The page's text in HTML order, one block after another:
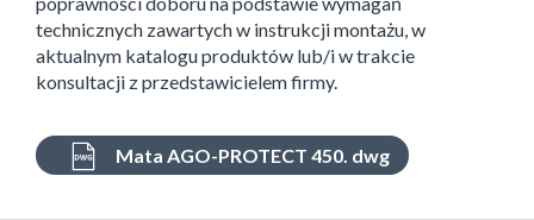
technicznych zawartych w instrukcji montażu, w
aktualnym katalogu produktów lub/i w trakcie
konsultacji z przedstawicielem firmy.
Mata AGO-PROTECT 450. dwg